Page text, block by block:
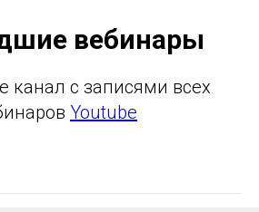
вебинары
канал с записями всех
Youtube